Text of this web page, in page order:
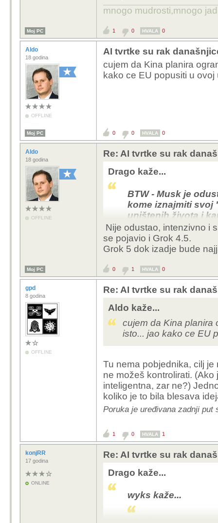
mnogo mudrosti,mnogo
Moj PC 1 0 HVALA 0
Aldo
18 godina
OFFLINE
AI tvrtke su rak
cujem da Kina planira
kako ce EU popusiti u ovoj
Moj PC 0 0 HVALA 0
Aldo
18 godina
OFFLINE
Re: AI tvrtke su rak
Drago kaže...
BTW - Musk je
kome iznajmiti svoj
uništenih života i
tekstu.
Nije odustao, intenzivno i
se pojavio i Grok 4.5.
Grok 5 dok izadje bude
Moj PC 0 1 HVALA 0
gpd
8 godina
OFFLINE
Re: AI tvrtke su rak
Aldo kaže...
cujem da Kina planira
isto... jao kako ce EU
Tu nema pobjednika, cilj
ne možeš kontrolirati.
inteligentna, zar ne?)
koliko je to bila blesava
Poruka je uređivana zadnji put
1 0 HVALA 1
konjRR
17 godina
ONLINE
Re: AI tvrtke su rak
Drago kaže...
wyks kaže...